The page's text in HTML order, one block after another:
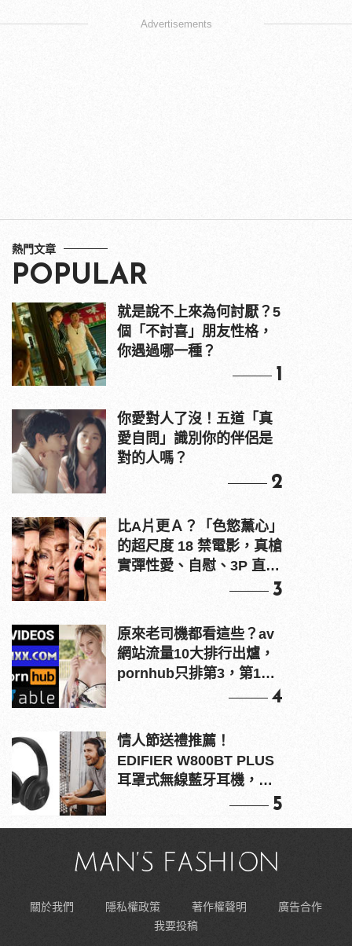
Advertisements
熱門文章
POPULAR
就是說不上來為何討厭？5
個「不討喜」朋友性格，
你遇過哪一種？
1
你愛對人了沒！五道「真
愛自問」識別你的伴侶是
對的人嗎？
2
比A片更Ａ？「色慾薰心」
的超尺度 18 禁電影，真槍
實彈性愛、自慰、3P 直接
3
原來老司機都看這些？av
網站流量10大排行出爐，
pornhub只排第3，第1名
4
情人節送禮推薦！
EDIFIER W800BT PLUS
耳罩式無線藍牙耳機，在
5
關於我們 隱私權政策 著作權聲明
廣告合作
我要投稿